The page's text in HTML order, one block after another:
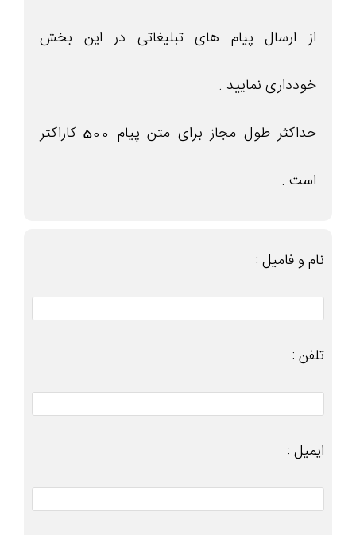
از ارسال پیام های تبلیغاتی در این بخش
خودداری نمایید .
حداکثر طول مجاز برای متن پیام 500 کاراکتر
است .
نام و فامیل :
تلفن :
ایمیل :